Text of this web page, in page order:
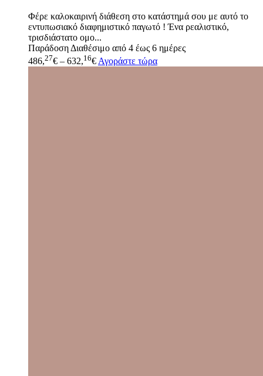
Φέρε καλοκαιρινή διάθεση στο κατάστημά σου με αυτό το
εντυπωσιακό διαφημιστικό παγωτό ! Ένα ρεαλιστικό,
τρισδιάστατο ομο...
Παράδοση Διαθέσιμο από 4 έως 6 ημέρες
486,27€ – 632,16€ Αγοράστε τώρα